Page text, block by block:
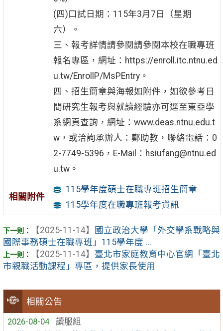
相關公告
2026-08-04
讀服組
(四)口試日期：115年3月7日（星期
六）。
三、報考詳情請參閱請參閱本校在職專班
報名專區，網址：https://enroll.itc.ntnu.ed
u.tw/EnrollP/MsPEntry。
四、招生簡章與海報如附件，如欲參考日
間研究生報考與就讀經驗亦可逕至東亞學
系網頁查詢，網址：www.deas.ntnu.edu.t
w，或洽詢承辦人：鄭助教，聯絡電話：0
2-7749-5396，E-Mail：hsiufang@ntnu.ed
u.tw。
相關附件
115學年度碩士在職專班招生簡章
115學年度在職專班報考資訊
【2025-11-14】
國立政治大學「外交學系戰略與
國際事務碩士在職專班」115學年度 ...
【2025-11-14】 臺北市家庭教育中心官網「臺北
市親職活動課程」專區，提供家長使用